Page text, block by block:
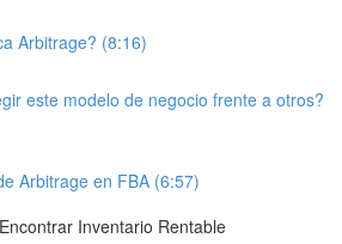
Arbitrage? (8:16)
este modelo de negocio frente a otros?
Arbitrage en FBA (6:57)
Inventario Rentable